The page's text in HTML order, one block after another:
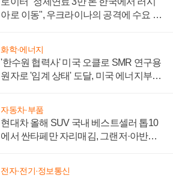
아로 이동", 우크라이나의 공격에 수요 늘
화학·에너지
'한수원 협력사' 미국 오클로 SMR 연구용
원자로 '임계 상태' 도달, 미국 에너지부
자동차·부품
현대차 올해 SUV 국내 베스트셀러 톱10
에서 싼타페만 자리매김, 그랜저·아반떼
전자·전기·정보통신